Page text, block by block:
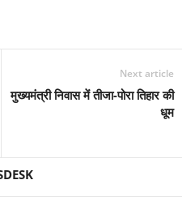
Next article
मुख्यमंत्री निवास में तीजा-पोरा तिहार की
धूम